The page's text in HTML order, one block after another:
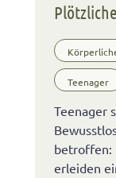
Teenager
Teenager
betroffen:
erleiden